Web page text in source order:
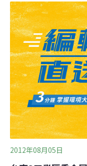
致癌物質，會導致呼
長期曝露於氯乙烯之
料聚氯乙烯原脂的化
小鎮保羅斯伯勒（
造成氯乙烯毒氣外洩
塑美國公司自2005
年，台塑美國公司與
付45萬美元罰款，並
同時，該公司必須在
時，台塑德拉瓦廠
2012年08月05日